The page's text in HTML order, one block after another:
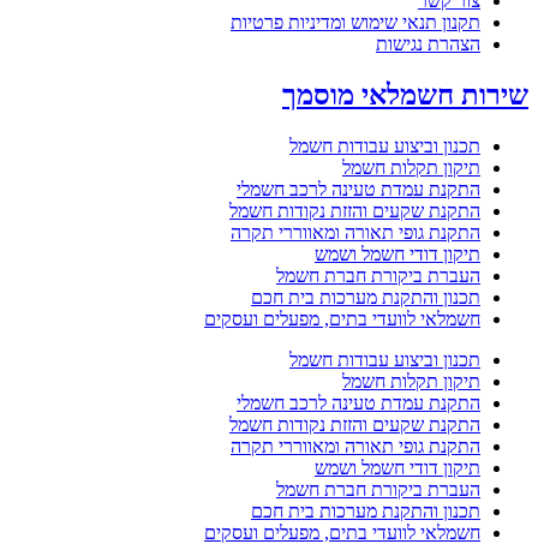
תקנון תנאי שימוש ומדיניות פרטיות
הצהרת נגישות
שירות חשמלאי מוסמך
תכנון וביצוע עבודות חשמל
תיקון תקלות חשמל
התקנת עמדת טעינה לרכב חשמלי
התקנת שקעים והזזת נקודות חשמל
התקנת גופי תאורה ומאווררי תקרה
תיקון דודי חשמל ושמש
העברת ביקורת חברת חשמל
תכנון והתקנת מערכות בית חכם
חשמלאי לוועדי בתים, מפעלים ועסקים
תכנון וביצוע עבודות חשמל
תיקון תקלות חשמל
התקנת עמדת טעינה לרכב חשמלי
התקנת שקעים והזזת נקודות חשמל
התקנת גופי תאורה ומאווררי תקרה
תיקון דודי חשמל ושמש
העברת ביקורת חברת חשמל
תכנון והתקנת מערכות בית חכם
חשמלאי לוועדי בתים, מפעלים ועסקים